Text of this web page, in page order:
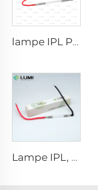
lampe IPL P1671 - 7×50×110 mm
Lampe IPL, modèle 9-45-100 Fil